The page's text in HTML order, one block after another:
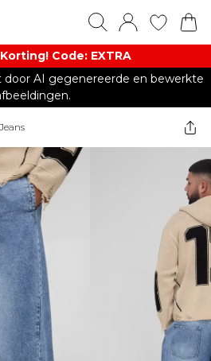
Korting! Code: EXTRA​
AI gegenereerde en bewerkte